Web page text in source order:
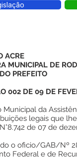
ACRE
MUNICIPAL DE
PREFEITO
002 DE 09 DE
Municipal da
legais que
de 07 de
o oficio/GAB/Nº
Federal e de